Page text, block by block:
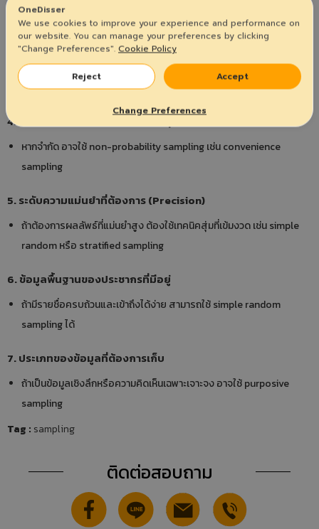
ถ้ามีการกระจุกตัวเป็นกลุ่มชัดเจน อาจใช้ cluster sampling
3. ขนาดของประชากร (Population Size)
ถ้าขนาดใหญ่ อาจใช้เทคนิคที่ช่วยลดต้นทุน เช่น systematic หรือ cluster
sampling
4. ทรัพยากรที่มี (เวลา งบประมาณ บุคลากร)
หากจำกัด อาจใช้ non-probability sampling เช่น convenience
sampling
5. ระดับความแม่นยำที่ต้องการ (Precision)
ถ้าต้องการผลลัพธ์ที่แม่นยำสูง ต้องใช้เทคนิคสุ่มที่เข้มงวด เช่น simple
random หรือ stratified sampling
6. ข้อมูลพื้นฐานของประชากรที่มีอยู่
ถ้ามีรายชื่อครบถ้วนและเข้าถึงได้ง่าย สามารถใช้ simple random
sampling ได้
7. ประเภทของข้อมูลที่ต้องการเก็บ
ถ้าเป็นข้อมูลเชิงลึกหรือความคิดเห็นเฉพาะเจาะจง อาจใช้ purposive
sampling
Tag : sampling
ติดต่อสอบถาม
OneDisser
We use cookies to improve your experience and performance on
our website. You can manage your preferences by clicking
"Change Preferences". Cookie Policy
Reject Accept
Change Preferences